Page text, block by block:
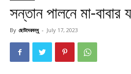
সন্তান পালনে মা-বাবার
By ছোটদেরবন্ধু - July 17, 2023